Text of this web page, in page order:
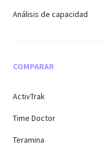
Análisis de capacidad
COMPARAR
ActivTrak
Time Doctor
Teramina